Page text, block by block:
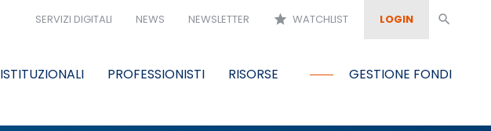
SERVIZI DIGITALI NEWS NEWSLETTER star WATCHLIST LOGIN search
ISTITUZIONALI PROFESSIONISTI RISORSE GESTIONE FONDI